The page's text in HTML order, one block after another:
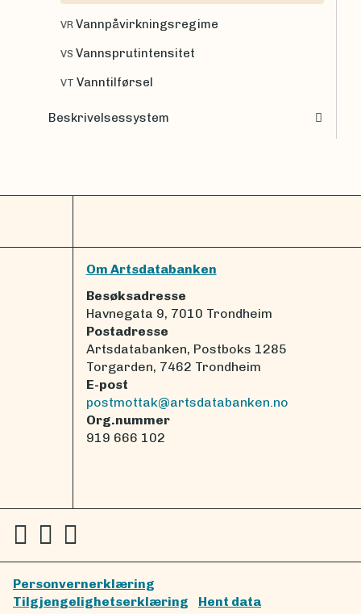
VR Vannpåvirkningsregime
VS Vannsprutintensitet
VT Vanntilførsel
Beskrivelsessystem
Om Artsdatabanken
Besøksadresse
Havnegata 9, 7010 Trondheim
Postadresse
Artsdatabanken, Postboks 1285
Torgarden, 7462 Trondheim
E-post
postmottak@artsdatabanken.no
Org.nummer
919 666 102
Personvernerklæring
Tilgjengelighetserklæring
Hent data